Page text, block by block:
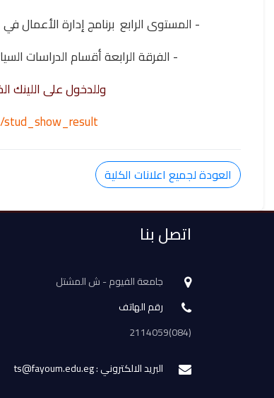
- المستوى الرابع برنامج إدارة الأعمال
- الفرقة الرابعة أقسام الدراسات
وللدخول على اللينك
stud_show_result
العودة لجميع اعلانات الكلية
اتصل بنا
جامعة الفيوم - ش المشتل
رقم الهاتف
(084)2114059
البريد الالكتروني : ts@fayoum.edu.eg